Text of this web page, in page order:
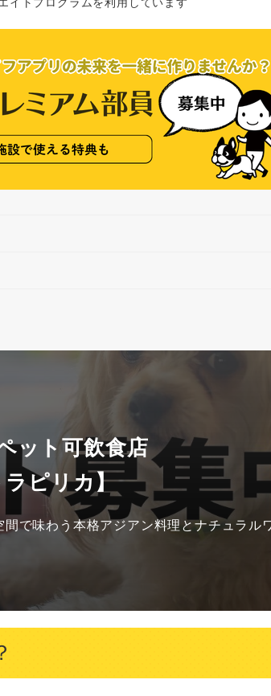
ット可飲食店
ピリカ】
で味わう本格アジアン料理とナチュラル